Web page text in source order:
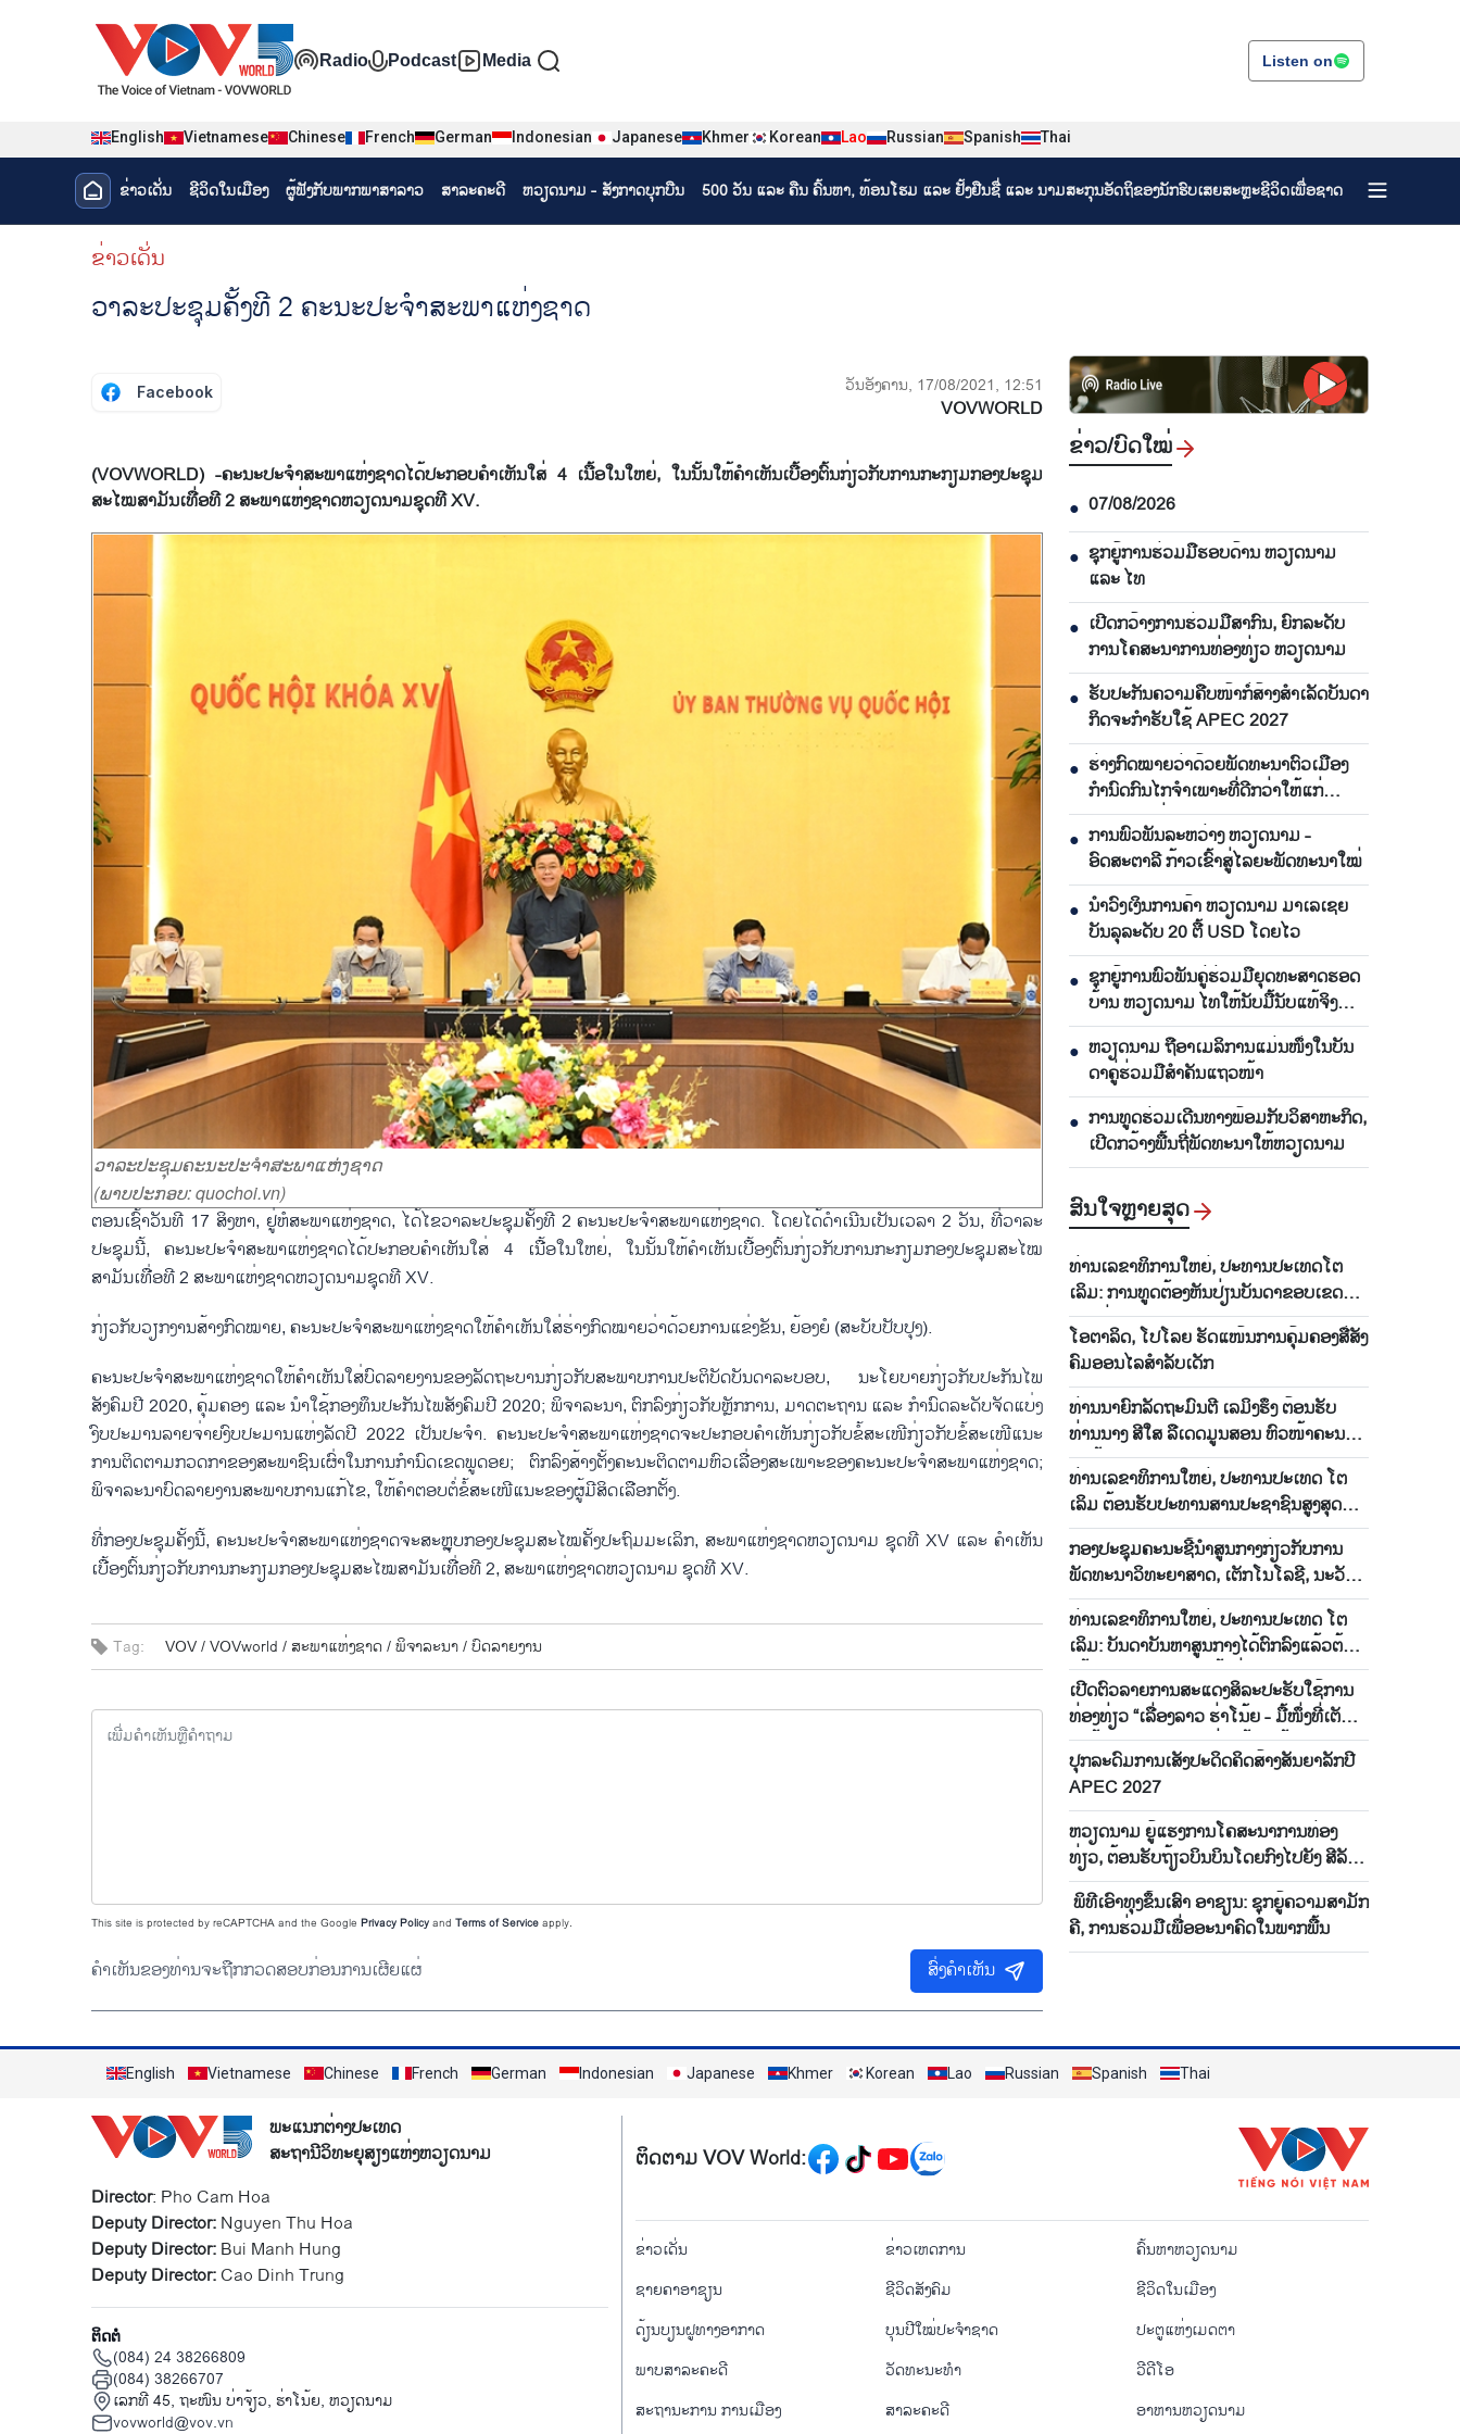
Đa phương tiện tiếng Lào
Radio Podcast Media Listen on
English Vietnamese Chinese French German Indonesian Japanese Khmer Korean Lao Russian Spanish Thai
Menu trang chủ tiếng Lào
ຂ່າວເດັ່ນ ຊີ​ວິດ​ໃນ​ເມືອງ ຜູ້​ຟັງ​ກັບ​ພາກ​ພາ​ສາ​ລາວ ສາລະຄະດີ ຫວຽດ​ນາມ - ສັງ​ກາດ​ບຸກ​ບືນ 500 ວັນ ແລະ ຄືນ ຄົ້ນຫາ, ທ້ອນໂຮມ ແລະ ຢັ້ງຢືນຊື່ ແລະ ນາມສະກຸນອັດຖິຂອງນັກຮົບເສຍສະຫຼະຊີວິດເພື່ອຊາດ
menu phụ tiếng Lào
ຂ່າວເດັ່ນ
ວາລະປະຊຸມຄັ້ງທີ 2 ຄະນະປະຈຳສະພາແຫ່ງຊາດ
Facebook ວັນອັງຄານ, 17/08/2021, 12:51
VOVWORLD
(VOVWORLD) -ຄະນະປະຈຳສະພາແຫ່ງຊາດໄດ້ປະກອບຄຳເຫັນໃສ່ 4 ເນື້ອໃນໃຫຍ່, ໃນນັ້ນໃຫ້ຄຳເຫັນເບື້ອງຕົ້ນກ່ຽວກັບການກະກຽມກອງປະຊຸມ
ສະໄໝສາມັນເທື່ອທີ 2 ສະພາແຫ່ງຊາດຫວຽດນາມຊຸດທີ XV.
ວາລະປະຊຸມຄະນະປະຈຳສະພາແຫ່ງຊາດ
(ພາບປະກອບ: quochoi.vn)
ຕອນເຊົ້າວັນທີ 17 ສິງຫາ, ຢູ່ຫໍສະພາແຫ່ງຊາດ, ໄດ້ໄຂວາລະປະຊຸມຄັ້ງທີ 2 ຄະນະປະຈຳສະພາແຫ່ງຊາດ. ໂດຍໄດ້ດຳເນີນເປັນເວລາ 2 ວັນ, ທີ່ວາລະ
ປະຊຸມນີ້, ຄະນະປະຈຳສະພາແຫ່ງຊາດໄດ້ປະກອບຄຳເຫັນໃສ່ 4 ເນື້ອໃນໃຫຍ່, ໃນນັ້ນໃຫ້ຄຳເຫັນເບື້ອງຕົ້ນກ່ຽວກັບການກະກຽມກອງປະຊຸມສະໄໝ
ສາມັນເທື່ອທີ 2 ສະພາແຫ່ງຊາດຫວຽດນາມຊຸດທີ XV.
ກ່ຽວກັບວຽກງານສ້າງກົດໝາຍ, ຄະນະປະຈຳສະພາແຫ່ງຊາດໃຫ້ຄຳເຫັນໃສ່ຮ່າງກົດໝາຍວ່າດ້ວຍການແຂ່ງຂັນ, ຍ້ອງຍໍ (ສະບັບປັບປຸງ).
ຄະນະປະຈຳສະພາແຫ່ງຊາດໃຫ້ຄຳເຫັນໃສ່ບົດລາຍງານຂອງລັດຖະບານກ່ຽວກັບສະພາບການປະຕິບັດບັນດາລະບອບ, ນະໂຍບາຍກ່ຽວກັບປະກັນໄພ
ສັງຄົມປີ 2020, ຄຸ້ມຄອງ ແລະ ນຳໃຊ້ກອງທຶນປະກັນໄພສັງຄົມປີ 2020; ພິຈາລະນາ, ຕົກລົງກ່ຽວກັບຫຼັກການ, ມາດຕະຖານ ແລະ ກຳນົດລະດັບຈັດແບ່ງ
ງົບປະມານລາຍຈ່າຍງົບປະມານແຫ່ງລັດປີ 2022 ເປັນປະຈຳ. ຄະນະປະຈຳສະພາແຫ່ງຊາດຈະປະກອບຄຳເຫັນກ່ຽວກັບຂໍ້ສະເໜີກ່ຽວກັບຂໍ້ສະເໜີແນະ
ການຕິດຕາມກວດກາຂອງສະພາຊົນເຜົ່າໃນການກຳນົດເຂດພູດອຍ; ຕົກລົງສ້າງຕັ້ງຄະນະຕິດຕາມຫົວເລື່ອງສະເພາະຂອງຄະນະປະຈຳສະພາແຫ່ງຊາດ;
ພິຈາລະນາບົດລາຍງານສະພາບການແກ້ໄຂ, ໃຫ້ຄຳຕອບຕໍ່ຂໍ້ສະເໜີແນະຂອງຜູ້ມີສິດເລືອກຕັ້ງ.
ທີ່ກອງປະຊຸມຄັ້ງນີ້, ຄະນະປະຈຳສະພາແຫ່ງຊາດຈະສະຫຼຸບກອງປະຊຸມສະໄໝຄັ້ງປະຖົມມະເລິກ, ສະພາແຫ່ງຊາດຫວຽດນາມ ຊຸດທີ XV ແລະ ຄຳເຫັນ
ເບື້ອງຕົ້ນກ່ຽວກັບການກະກຽມກອງປະຊຸມສະໄໝສາມັນເທື່ອທີ 2, ສະພາແຫ່ງຊາດຫວຽດນາມ ຊຸດທີ XV.
Tag: VOV /VOVworld / ສະ​ພາ​ແຫ່ງ​ຊາດ /ພິ​ຈາ​ລະ​ນາ​ /ບົດ​ລາຍ​ງານ
This site is protected by reCAPTCHA and the Google Privacy Policyand Terms of Serviceapply.
ຄຳເຫັນຂອງທ່ານຈະຖືກກວດສອບກ່ອນການເຜີຍແຜ່ ສົ່ງຄຳເຫັນ
ຂ່າວ/ບົດ​ໃໝ່
● 07/08/2026
● ຊຸກຍູ້ການຮ່ວມມືຮອບດ້ານ ຫວຽດນາມ
ແລະ ໄທ
● ເປີດກວ້າງການຮ່ວມມືສາກົນ, ຍົກລະດັບ
ການໂຄສະນາການທ່ອງທ່ຽວ ຫວຽດນາມ
● ຮັບປະກັນຄວາມຄືບໜ້າກໍ່ສ້າງສຳເລັດບັນດາ
ກິດຈະກຳຮັບໃຊ້ APEC 2027
● ຮ່າງກົດໝາຍວ່າດ້ວຍພັດທະນາຕົວເມືອງ
ກຳນົດກົນໄກຈຳເພາະທີ່ດີກວ່າໃຫ້ແກ່
ນະຄອນ ໂຮ່ຈີມິນ
● ການພົວພັນລະຫວ່າງ ຫວຽດນາມ -
ອົດສະຕາລີ ກ້າວເຂົ້າສູ່ໄລຍະພັດທະນາໃໝ່
● ນຳ​ວົງ​ເງິນ​ການ​ຄ້າ ຫວຽດ​ນາມ ມາ​ເລ​ເຊຍ​
ບັນ​ລຸ​ລະ​ດັບ 20 ຕື້ USD ໂດຍ​ໄວ
● ຊຸກ​ຍູ້​ການ​ພົວ​ພັນ​ຄູ່​ຮ່ວມ​ມື​ຍຸດ​ທະ​ສາດ​ຮອດ​
ບ້ານ ຫວຽດ​ນາມ ໄທ​ໃຫ້​ນັບ​ມື້​ນັບ​ແທ້​ຈິງ
ແລະ ມີ​ປະ​ສິດ​ທິ​ຜົນ
● ຫ​ວຽດ​ນາມ ຖື​ອາ​ເມ​ລິ​ການ​ແມ່ນ​ໜຶ່ງ​ໃນ​ບັນ​
ດາ​ຄູ່​ຮ່ວມ​ມື​ສຳ​ຄັນ​ແຖວ​ໜ້າ
● ການ​ທູດ​ຮ່ວມ​ເດີນ​ທາງ​ພ້ອມກັບ​ວິ​ສາ​ຫະ​ກ​ິດ,
ເປີດກວ້າງ​ພື້ນ​ຖີ່​ພັດ​ທະ​ນາ​ໃຫ້​ຫວຽດ​ນາມ
ສົນ​ໃຈ​ຫຼາຍ​ສຸດ
ທ່ານ​ເລ​ຂາ​ທິ​ການ​ໃຫຍ່, ປະ​ທານ​ປະ​ເທດ​ໂຕ​
ເລິມ: ການ​ທູດ​ຕ້ອງ​ຫັນ​ປ່ຽນ​ບັນ​ດາ​ຂອບ​ເຂດ​
ການ​ຮ່ວມ​ມື​ກາຍ​ເປັນ​ໂຄງ​ການ​ລະ​ອຽດ​, ຖື​ປະ​
ສິດ​ທິ​ຜົນ​ຢ່າງ​ແທ້​ຈິງ​ແມ່ນ​ໄມ້ຫຼ້າ​ວັດ​ແທກ
ໂອ​ຕາ​ລິດ, ໂປ​ໂລຍ ຮັດ​ແໜ້ນ​ການ​ຄຸ້ມ​ຄອງ​ສື່​ສັງ​
ຄົມ​ອອນ​ໄລ​ສຳ​ລັບ​ເດັກ
​ທ່ານນາ​ຍົກ​ລັດ​ຖະ​ມົນ​ຕີ ເລ​ມິງ​ຮຶງ ຕ້ອນ​ຮັບ ​​
ທ່ານນາງ ສີ​​ໃສ ລື​ເດ​ດ​ມູນ​ສອນ ຫົວ​ໜ້າ​ຄະ​ນະ​
ຈັດ​ຕັ້ງ​ສູນ​ກາງ​ພັກ​ປະ​ຊາ​ຊົນ​ປະ​ຕິ​ວັດ ລາວ
ທ່ານເລຂາທິການໃຫຍ່, ປະທານປະເທດ ໂຕ
ເລິມ ຕ້ອນຮັບປະທານສານປະຊາຊົນສູງສຸດ
ລາວ
ກອງປະຊຸມຄະນະຊີ້ນຳສູນກາງກ່ຽວກັບການ
ພັດທະນາວິທະຍາສາດ, ເຕັກໂນໂລຊີ, ນະວັດ
ຕະກຳ ແລະ ການຫັນເປັນດີຈີຕອນ
ທ່ານເລຂາທິການໃຫຍ່, ປະທານປະເທດ ໂຕ
ເລິມ: ບັນດາບັນຫາສູນກາງໄດ້ຕົກລົງແລ້ວຕ້ອງ
ໄດ້ຫັນເປັນໂຄງການ, ໜ້າທີ່, ຜະລິດຕະພັນ,
ໝາກຜົນລະອຽດໃນທັນທີ
ເປີດ​ຕົວ​ລາຍ​ການ​ສະ​ແດງ​ສິ​ລະ​ປະ​ຮັບ​ໃຊ້​ການ​
ທ່ອງ​ທ່ຽວ “ເລື່ອງ​ລາວ ຮ່າ​ໂນ້ຍ - ມື້​ໜຶ່ງ​ທີ່​ເຕັມ​
ໄປ​ດ້ວຍ​ວັດ​ທະ​ນະ​ທໍ​າ ຮ່າ​ໂນ້ຍ ແທ້ໆ”
ປຸກ​ລະ​ດົມ​ການ​ເສັງ​ປະ​ດິດ​ຄິດ​ສ້າງສັນ​ຍາ​ລັກ​ປີ
APEC 2027
ຫວຽດ​ນາມ ຍູ້​ແຮງ​ການ​ໂຄ​ສະ​ນາ​ການ​ທ່ອງ​
ທ່ຽວ, ຕ້ອນ​ຮັບ​ຖ້ຽວ​ບິນ​ບິນ​ໂດຍ​ກົງ​ໄປ​ຍັງ ສີ​ລັງ​
ກາ
ພິ​ທີ​ເອົາ​ທຸງ​ຂຶ້ນ​ເສົາ ອາ​ຊຽນ: ຊຸກ​ຍູ້​ຄວາມ​ສາ​ມັ​ກ​
ຄີ, ການ​ຮ່ວມ​ມື​ເພື່ອ​ອະ​ນາ​ຄົດ​ໃນ​ພາກ​ພື້ນ
English Vietnamese Chinese French German Indonesian Japanese Khmer Korean Lao Russian Spanish Thai
ພະແນກຕ່າງປະເທດ
ສະຖານີວິທະຍຸສຽງແຫ່ງຫວຽດນາມ
Director: Pho Cam Hoa
Deputy Director:Nguyen Thu Hoa
Deputy Director:Bui Manh Hung
Deputy Director:Cao Dinh Trung
ຕິດຕໍ່
(084) 24 38266809
(084) 38266707
ເລກທີ 45, ຖະໜົນ ບ່າ​ຈ້ຽວ, ຮ່າ​ໂນ້ຍ, ຫວຽດນາມ
vovworld@vov.vn
Mạng xã hội
ຕິດຕາມ VOV World:
menu footer tiếng Lào
ຂ່າວເດັ່ນ ຂ່າວເຫດການ
ຄົ້ນຫາຫວຽດນາມ
ຊາຍຄາອາຊຽນ
ຊີ​ວິດ​ສັງ​ຄົມ
ຊີ​ວິດ​ໃນ​ເມືອງ
ດ້ຽນບຽນ​ຝູທາງ​ອາກາດ
ບຸນປີໃໝ່ປະຈຳຊາດ
ປະຕູແຫ່ງເມດຕາ
ພາບສາລະຄະດີ
ວັດທະນະທໍາ
ວີດີໂອ
ສະຖານະການ ການເມືອງ
ສາລະຄະດີ ອາຫານຫວຽດນາມ